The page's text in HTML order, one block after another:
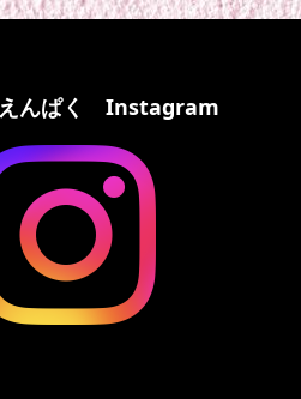
えんぱく Instagram